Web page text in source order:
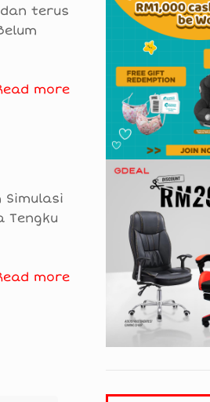
terus
more
Simulasi
Tengku
more